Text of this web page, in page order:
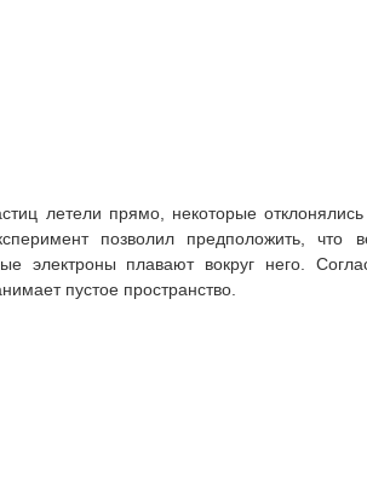
летели прямо, некоторые
позволил предположить, что
электроны плавают вокруг него.
пустое пространство.